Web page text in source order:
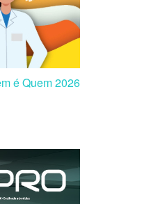
é Quem 2026